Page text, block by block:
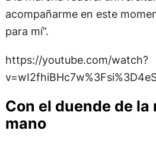
a la marcha federal
acompañarme en este
https://youtube.com/watch?
Con el duende de la